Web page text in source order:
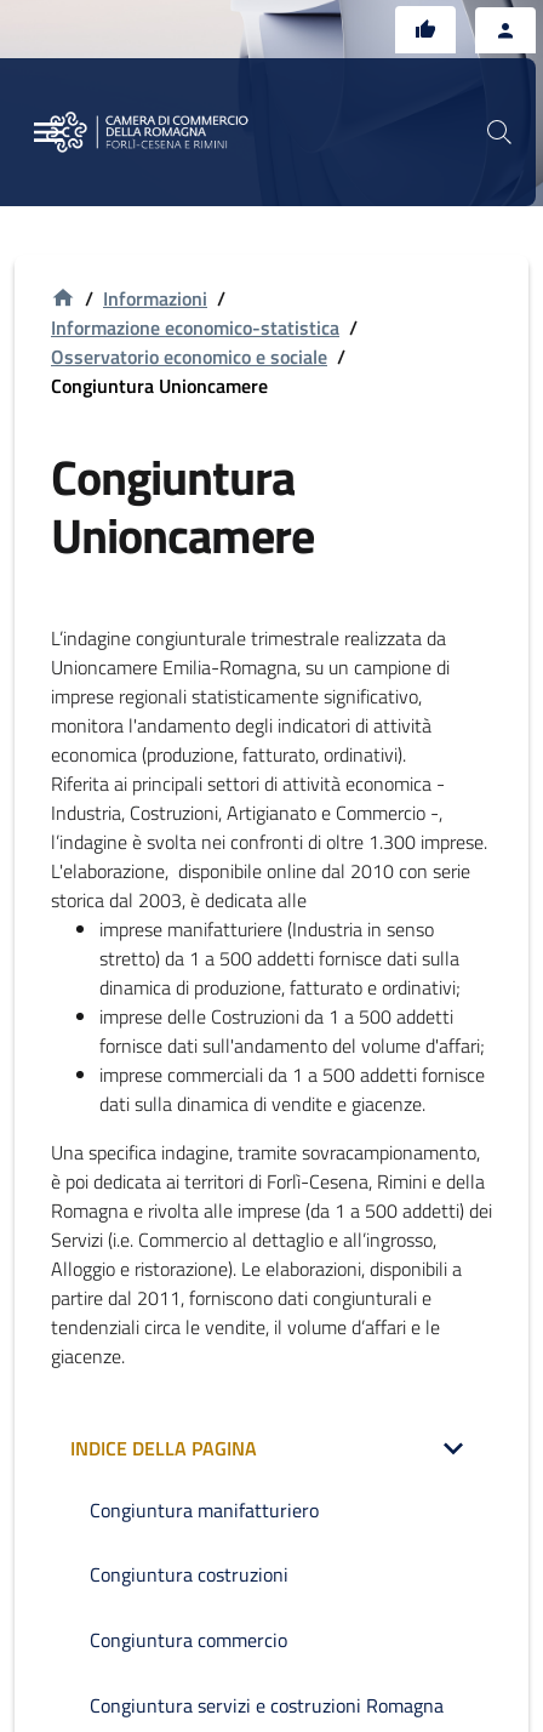
/ Informazioni /
Informazione economico-statistica /
Osservatorio economico e sociale /
Congiuntura Unioncamere
Congiuntura
Unioncamere
L’indagine congiunturale trimestrale realizzata da
Unioncamere Emilia-Romagna, su un campione di
imprese regionali statisticamente significativo,
monitora l'andamento degli indicatori di attività
economica (produzione, fatturato, ordinativi).
Riferita ai principali settori di attività economica -
Industria, Costruzioni, Artigianato e Commercio -,
l’indagine è svolta nei confronti di oltre 1.300 imprese.
L'elaborazione, disponibile online dal 2010 con serie
storica dal 2003, è dedicata alle
imprese manifatturiere (Industria in senso
stretto) da 1 a 500 addetti fornisce dati sulla
dinamica di produzione, fatturato e ordinativi;
imprese delle Costruzioni da 1 a 500 addetti
fornisce dati sull'andamento del volume d'affari;
imprese commerciali da 1 a 500 addetti fornisce
dati sulla dinamica di vendite e giacenze.
Una specifica indagine, tramite sovracampionamento,
è poi dedicata ai territori di Forlì-Cesena, Rimini e della
Romagna e rivolta alle imprese (da 1 a 500 addetti) dei
Servizi (i.e. Commercio al dettaglio e all’ingrosso,
Alloggio e ristorazione). Le elaborazioni, disponibili a
partire dal 2011, forniscono dati congiunturali e
tendenziali circa le vendite, il volume d’affari e le
giacenze.
INDICE DELLA PAGINA
Congiuntura manifatturiero
Congiuntura costruzioni
Congiuntura commercio
Congiuntura servizi e costruzioni Romagna